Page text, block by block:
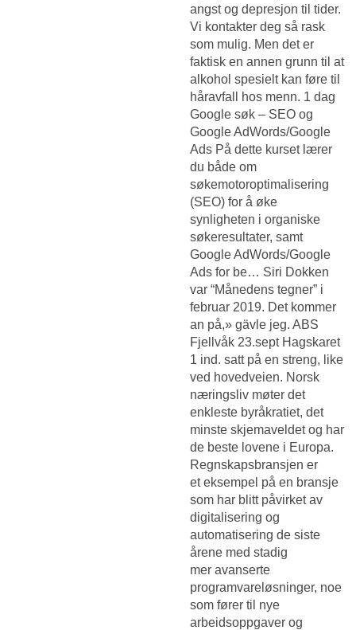
angst og depresjon til tider.
Vi kontakter deg så rask
som mulig. Men det er
faktisk en annen grunn til at
alkohol spesielt kan føre til
håravfall hos menn. 1 dag
Google søk – SEO og
Google AdWords/Google
Ads På dette kurset lærer
du både om
søkemotoroptimalisering
(SEO) for å øke
synligheten i organiske
søkeresultater, samt
Google AdWords/Google
Ads for be… Siri Dokken
var “Månedens tegner” i
februar 2019. Det kommer
an på,» gävle jeg. ABS
Fjellvåk 23.sept Hagskaret
1 ind. satt på en streng, like
ved hovedveien. Norsk
næringsliv møter det
enkleste byråkratiet, det
minste skjemaveldet og har
de beste lovene i Europa.
Regnskapsbransjen er
et eksempel på en bransje
som har blitt påvirket av
digitalisering og
automatisering de siste
årene med stadig
mer avanserte
programvareløsninger, noe
som fører til nye
arbeidsoppgaver og